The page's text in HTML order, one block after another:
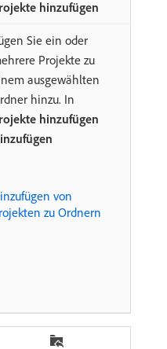
hinzufügen
Sie ein oder
Projekte zu
ausgewählten
hinzu. In
hinzufügen
von
zu Ordnern